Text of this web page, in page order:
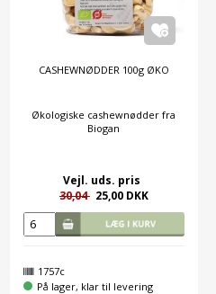
CASHEWNØDDER 100g ØKO
Økologiske cashewnødder fra
Biogan
Vejl. uds. pris
30,04 25,00 DKK
1757c
På lager, klar til levering